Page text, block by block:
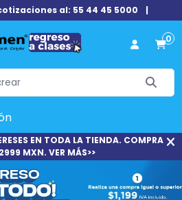
al: 55 44 45 5000 |
0
EN TODA LA TIENDA. COMPRA
MXN. VER MÁS>>